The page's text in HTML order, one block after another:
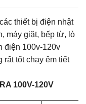
thiết bị điện nhật
máy giặt, bếp từ, lò
điện 100v-120v
rất tốt chạy êm tiết
100V-120V